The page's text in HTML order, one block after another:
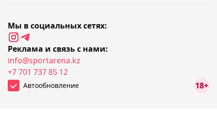
Мы в социальных сетях:
Реклама и связь с нами:
info@sportarena.kz
+7 701 737 85 12
Автообновление 18+